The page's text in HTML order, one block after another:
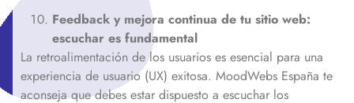
Feedback y mejora continua de tu sitio web:
escuchar es fundamental
La retroalimentación de los usuarios es esencial para una
experiencia de usuario (UX) exitosa. MoodWebs España te
aconseja que debes estar dispuesto a escuchar los